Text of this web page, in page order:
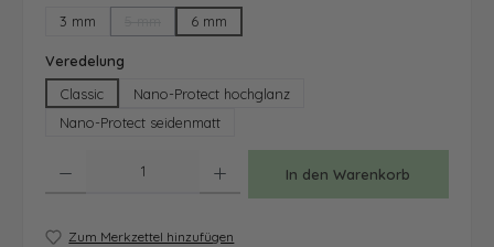
3 mm
(Diese Option ist zurzeit nicht verfügbar.)
6 mm
Veredelung
Classic
Nano-Protect hochglanz
Nano-Protect seidenmatt
In den Warenkorb
Zum Merkzettel hinzufügen